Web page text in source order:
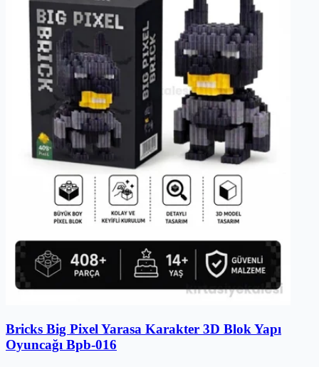
Bricks Big Pixel Yarasa Karakter 3D Blok Yapı
Oyuncağı Bpb-016